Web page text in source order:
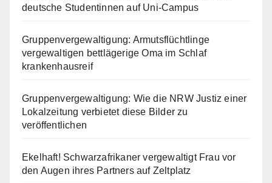
deutsche Studentinnen auf Uni-Campus
Gruppenvergewaltigung: Armutsflüchtlinge
vergewaltigen bettlägerige Oma im Schlaf
krankenhausreif
Gruppenvergewaltigung: Wie die NRW Justiz einer
Lokalzeitung verbietet diese Bilder zu
veröffentlichen
Ekelhaft! Schwarzafrikaner vergewaltigt Frau vor
den Augen ihres Partners auf Zeltplatz